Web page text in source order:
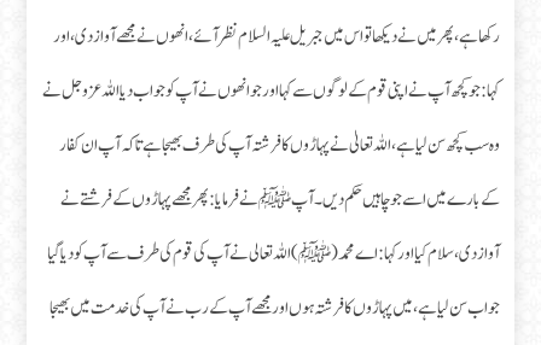
رکھا ہے، پھر میں نے دیکھا تو اس میں جبریل علیہ السلام نظر آئے، انھوں نے مجھے آواز دی، اور
کہا: جو کچھ آپ نے اپنی قوم کے لوگوں سے کہا اور جو انھوں نے آپ کو جواب دیا اللہ عز وجل نے
وہ سب کچھ سن لیا ہے، اللہ تعالیٰ نے پہاڑوں کا فرشتہ آپ کی طرف بھیجا ہے تاکہ آپ ان کفار
کے بارے میں اسے جو چاہیں حکم دیں۔ آپ ﷺ نے فرمایا:پھر مجھے پہاڑوں کے فرشتے نے
آواز دی، سلام کیا اور کہا:اے محمد (ﷺ) اللہ تعالی نے آپ کی قوم کی طرف سے آپ کو دیا گیا
جواب سن لیا ہے، میں پہاڑوں کا فرشتہ ہوں اور مجھے آپ کے رب نے آپ کی خدمت میں بھیجا